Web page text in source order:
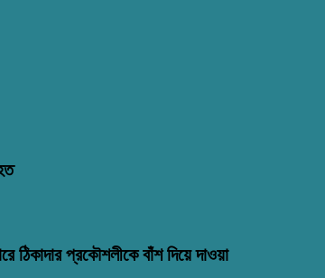
ঠিকাদার প্রকৌশলীকে বাঁশ দিয়ে দাওয়া